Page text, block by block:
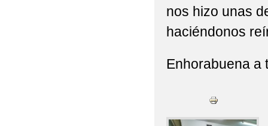
nos hizo unas
haciéndonos
Enhorabuena a